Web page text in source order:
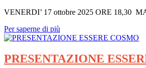
VENERDI’ 17 ottobre 2025 ORE 18,30
Per saperne di più
PRESENTAZIONE